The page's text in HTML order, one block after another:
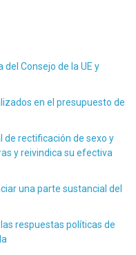
Consejo de la UE y
en el presupuesto de
de rectificación de sexo y
y reivindica su efectiva
una parte sustancial del
respuestas políticas de